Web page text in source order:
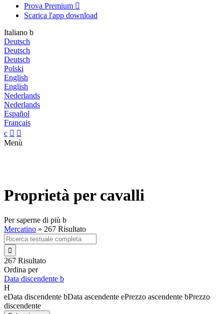
Prova Premium 
Scarica l'app download
Italiano b
Deutsch
Deutsch
Deutsch
Polski
English
English
Nederlands
Nederlands
Español
Français
c  
Menù
Proprietà per cavalli
Per saperne di più b
Mercatino » 267 Risultato

267 Risultato
Ordina per
Data discendente b
H
eData discendente bData ascendente ePrezzo ascendente bPrezzo
discendente